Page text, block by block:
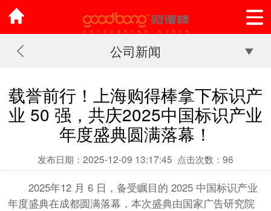
公司新闻
载誉前行！上海购得棒拿下标识产
业 50 强，共庆2025中国标识产业
年度盛典圆满落幕！
发布日期：2025-12-09 13:17:45 点击次数：96
2025年12 月 6 日，备受瞩目的 2025 中国标识产业
年度盛典在成都圆满落幕，本次盛典由国家广告研究院